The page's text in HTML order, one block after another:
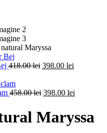
Maryssa
418.00lei Prețul
fost:
398.00 lei
398.00 lei.
458.00lei Prețul
fost:
458.00 lei.
398.00 lei
398.00
Maryssa